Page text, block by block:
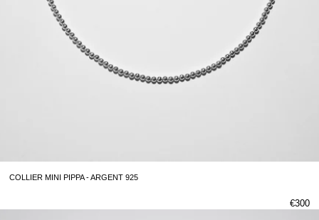
COLLIER MINI PIPPA - ARGENT 925
€300